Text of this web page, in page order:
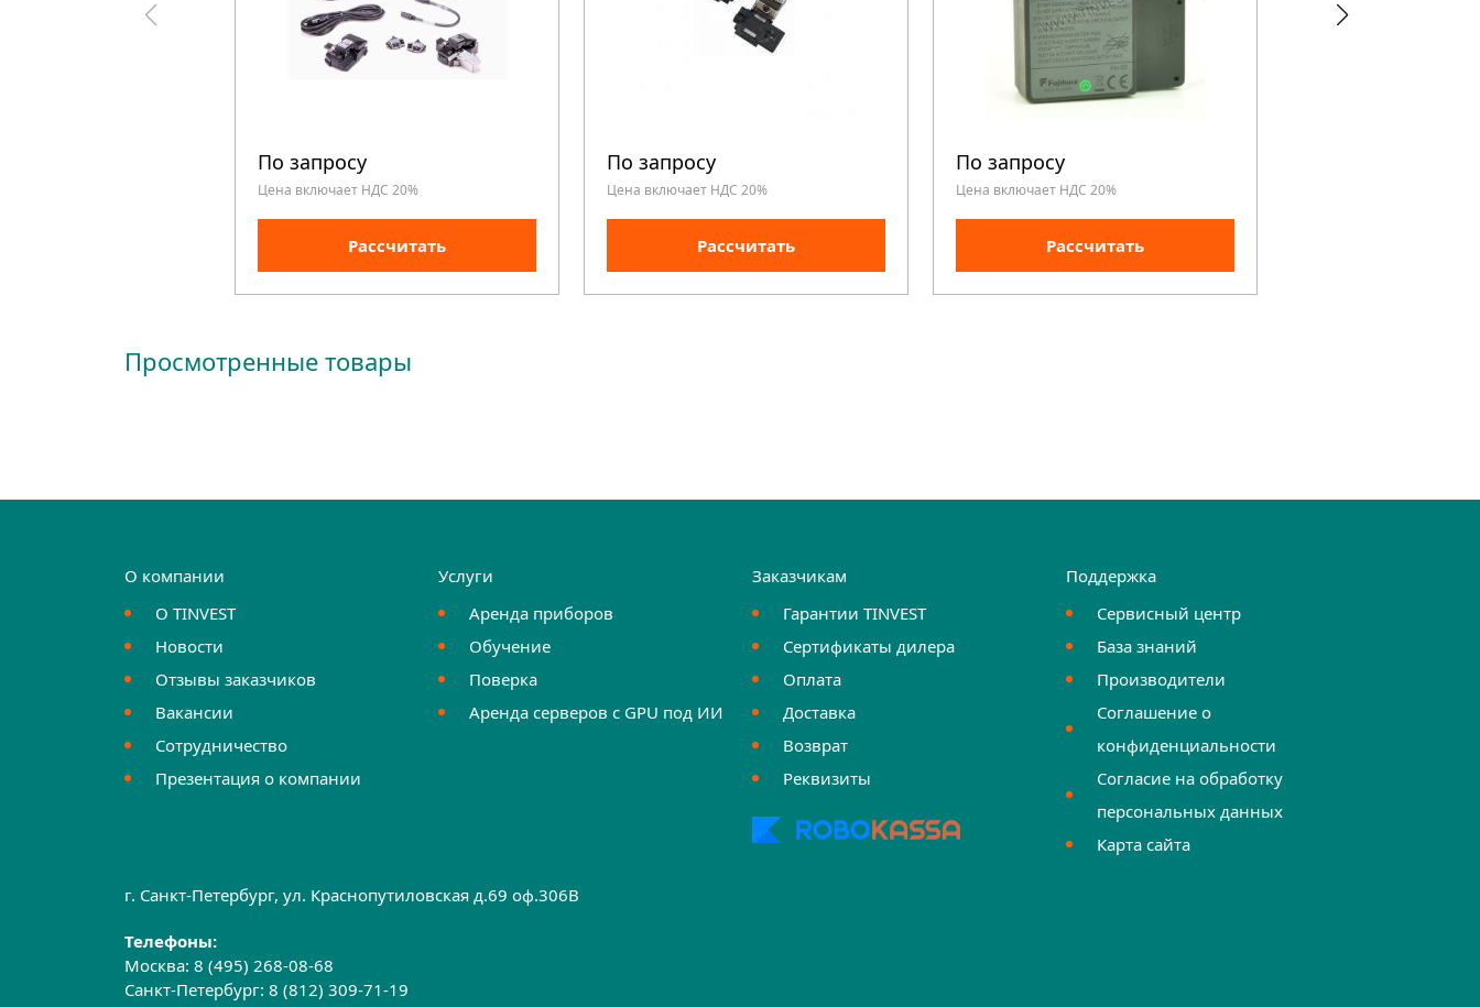
По запросу
Цена включает НДС 20%
Рассчитать
По запросу
Цена включает НДС 20%
Рассчитать
По запросу
Цена включает НДС 20%
Рассчитать
Просмотренные товары
О компании
О TINVEST
Новости
Отзывы заказчиков
Вакансии
Сотрудничество
Презентация о компании
Услуги
Аренда приборов
Обучение
Поверка
Аренда серверов с GPU под ИИ
Заказчикам
Гарантии TINVEST
Сертификаты дилера
Оплата
Доставка
Возврат
Реквизиты
Поддержка
Сервисный центр
База знаний
Производители
Соглашение о
конфиденциальности
Согласие на обработку
персональных данных
Карта сайта
г. Санкт-Петербург, ул. Краснопутиловская д.69 оф.306B
Телефоны:
Москва:8 (495) 268-08-68
Санкт-Петербург:8 (812) 309-71-19